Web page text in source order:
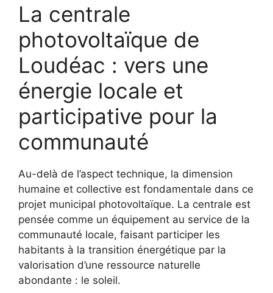
La centrale
photovoltaïque de
Loudéac : vers une
énergie locale et
participative pour la
communauté
Au-delà de l’aspect technique, la dimension
humaine et collective est fondamentale dans ce
projet municipal photovoltaïque. La centrale est
pensée comme un équipement au service de la
communauté locale, faisant participer les
habitants à la transition énergétique par la
valorisation d’une ressource naturelle
abondante : le soleil.